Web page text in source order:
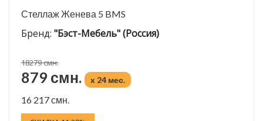
Стеллаж Женева 5 BMS
Бренд: "Бэст-Мебель" (Россия)
18279 смн.
879 смн. x 24 мес.
16 217 смн.